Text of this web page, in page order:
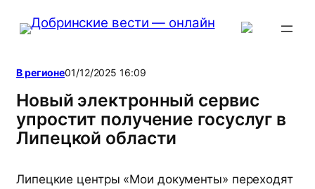
Перейти
В регионе01/12/2025 16:09
Новый электронный сервис
упростит получение госуслуг в
Липецкой области
Липецкие центры «Мои документы» переходят